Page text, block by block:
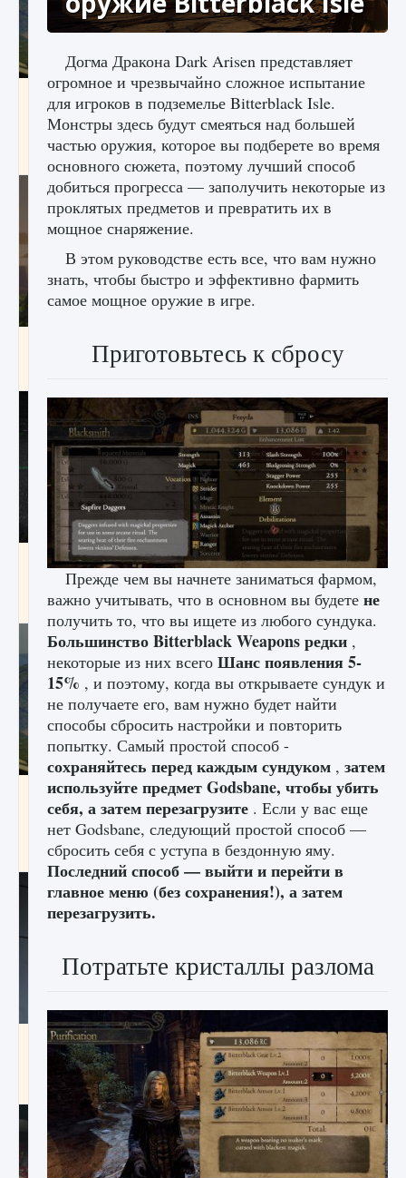
Как исправить ошибку Palworld «Идет
сохранение мира — Невозможно начать
сохранение данных мира»
9 августа 2024 2 511 0 0
Как заработать медали лиги Clash of Clans
9 августа 2024 1
лицензии, лиги, команды и стадионы в EA
FC 25
9 августа 2024 2 395 0 2
Как исправить ошибку Palworld EPalworld
«Идет сохранение мира — Невозможно
начать сохранение данных мира»
9 августа 2024 2 711 0 0
Все новые функции в режиме карьеры EA
FC 25
9 августа 2024 2 096 0 2
Догма Дракона Dark Arisen представляет
огромное и чрезвычайно сложное испытание
для игроков в подземелье Bitterblack Isle.
Монстры здесь будут смеяться над большей
частью оружия, которое вы подберете во время
основного сюжета, поэтому лучший способ
добиться прогресса — заполучить некоторые из
проклятых предметов и превратить их в
мощное снаряжение.
В этом руководстве есть все, что вам нужно
знать, чтобы быстро и эффективно фармить
самое мощное оружие в игре.
Приготовьтесь к сбросу
Прежде чем вы начнете заниматься фармом,
важно учитывать, что в основном вы будете не
получить то, что вы ищете из любого сундука.
Большинство Bitterblack Weapons редки ,
некоторые из них всего Шанс появления 5-
15% , и поэтому, когда вы открываете сундук и
не получаете его, вам нужно будет найти
способы сбросить настройки и повторить
попытку. Самый простой способ -
сохраняйтесь перед каждым сундуком , затем
используйте предмет Godsbane, чтобы убить
себя, а затем перезагрузите . Если у вас еще
нет Godsbane, следующий простой способ —
сбросить себя с уступа в бездонную яму.
Последний способ — выйти и перейти в
главное меню (без сохранения!), а затем
перезагрузить.
Потратьте кристаллы разлома